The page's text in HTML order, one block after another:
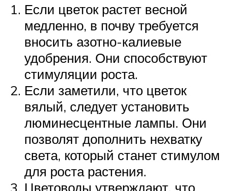
Если цветок растет весной
медленно, в почву требуется
вносить азотно-калиевые
удобрения. Они способствуют
стимуляции роста.
Если заметили, что цветок
вялый, следует установить
люминесцентные лампы. Они
позволят дополнить нехватку
света, который станет стимулом
для роста растения.
Цветоводы утверждают, что